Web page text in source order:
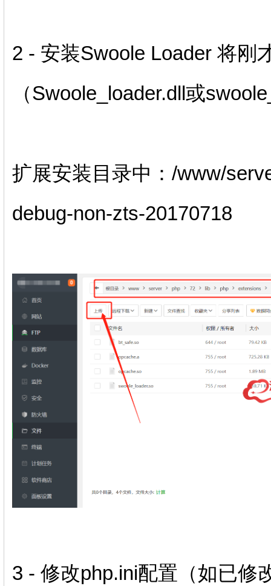
2 - 安装Swoole Loader 将刚
（Swoole_loader.dll或
扩展安装目录中：/www/
debug-non-zts-20170718
3 - 修改php.ini配置（如已修